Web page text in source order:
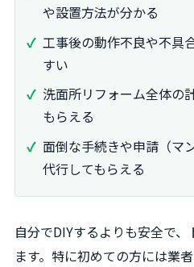
や設置方法が分かる
工事後の動作不良や不具
すい
洗面所リフォーム全体の
もらえる
面倒な手続きや申請（マ
代行してもらえる
自分でDIYするよりも安全で
ます。特に初めての方には業